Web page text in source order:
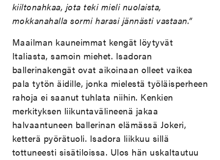
kiiltonahkaa, jota teki mieli nuolaista,
mokkanahalla sormi harasi jännästi vastaan.”
Maailman kauneimmat kengät löytyvät
Italiasta, samoin miehet. Isadoran
ballerinakengät ovat aikoinaan olleet vaikea
pala tytön äidille, jonka mielestä työläisperheen
rahoja ei saanut tuhlata niihin. Kenkien
merkityksen liikuntavälineenä jakaa
halvaantuneen ballerinan elämässä Jokeri,
ketterä pyörätuoli. Isadora liikkuu sillä
tottuneesti sisätiloissa. Ulos hän uskaltautuu